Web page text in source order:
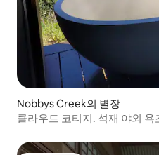
Nobbys Creek의 별장
클라우드 코티지. 석재